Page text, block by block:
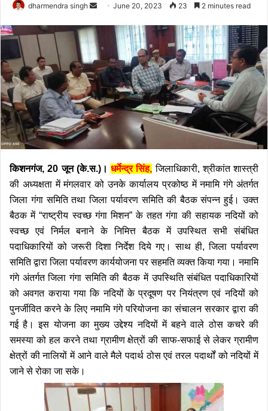
dharmendra singh
Send
email
June 20, 2023 23 2 minutes read
किशनगंज, 20 जून (के.स.)। धर्मेन्द्र सिंह, जिलाधिकारी, श्रीकांत शास्त्री
की अध्यक्षता में मंगलवार को उनके कार्यालय प्रकोष्ठ में नमामि गंगे अंतर्गत
जिला गंगा समिति तथा जिला पर्यावरण समिति की बैठक संपन्न हुई। उक्त
बैठक में “राष्ट्रीय स्वच्छ गंगा मिशन” के तहत गंगा की सहायक नदियों को
स्वच्छ एवं निर्मल बनाने के निमित्त बैठक में उपस्थित सभी संबंधित
पदाधिकारियों को जरूरी दिशा निर्देश दिये गए। साथ ही, जिला पर्यावरण
समिति द्वारा जिला पर्यावरण कार्ययोजना पर सहमति व्यक्त किया गया।नमामि
गंगे अंतर्गत जिला गंगा समिति की बैठक में उपस्थिति संबंधित पदाधिकारियों
को अवगत कराया गया कि नदियों के प्रदूषण पर नियंत्रण एवं नदियों को
पुनर्जीवित करने के लिए नमामि गंगे परियोजना का संचालन सरकार द्वारा की
गई है। इस योजना का मुख्य उद्देश्य नदियों में बहने वाले ठोस कचरे की
समस्या को हल करने तथा ग्रामीण क्षेत्रों की साफ-सफाई से लेकर ग्रामीण
क्षेत्रों की नालियों में आने वाले मैले पदार्थ ठोस एवं तरल पदार्थों को नदियों में
जाने से रोका जा सके।